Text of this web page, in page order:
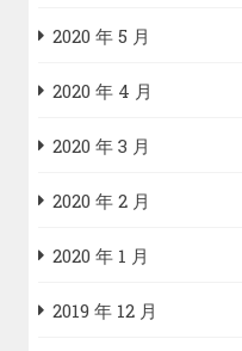
2020 年 5 月
2020 年 4 月
2020 年 3 月
2020 年 2 月
2020 年 1 月
2019 年 12 月